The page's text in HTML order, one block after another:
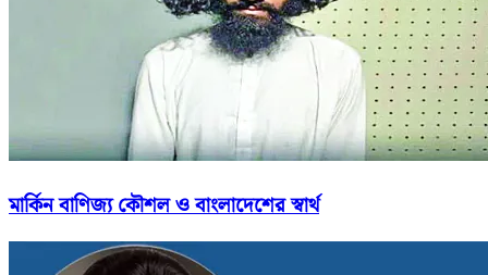
মার্কিন বাণিজ্য কৌশল ও বাংলাদেশের স্বার্থ